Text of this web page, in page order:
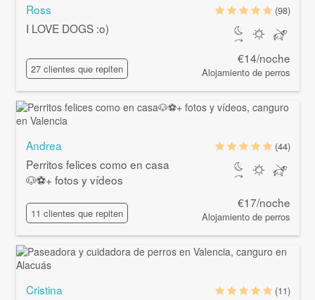
Ross
I LOVE DOGS :o)
27 clientes que repiten
(98)
€14/noche
Alojamiento de perros
Andrea
Perritos felices como en casa
🐶⚽+ fotos y vídeos
11 clientes que repiten
(44)
€17/noche
Alojamiento de perros
Cristina
(11)